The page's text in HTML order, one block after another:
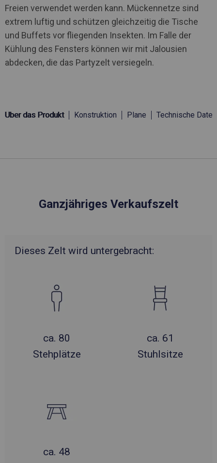
Freien verwendet werden kann. Mückennetze sind
extrem luftig und schützen gleichzeitig die Tische
und Buffets vor fliegenden Insekten. Im Falle der
Kühlung des Fensters können wir mit Jalousien
abdecken, die das Partyzelt versiegeln.
Über das Produkt Konstruktion Plane Technische Daten
Ganzjähriges Verkaufszelt
Dieses Zelt wird untergebracht:
ca. 80
Stehplätze
ca. 61
Stuhlsitze
ca. 48